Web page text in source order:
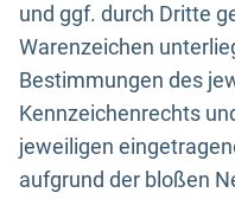
und ggf. durch Dritte
Warenzeichen
Bestimmungen des
Kennzeichenrechts
jeweiligen
aufgrund der bloßen